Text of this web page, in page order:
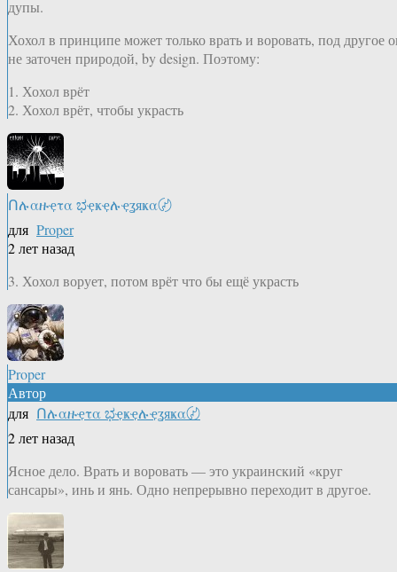
дупы.
Хохол в принципе может только врать и воровать, под другое
не заточен природой, by design. Поэтому:
1. Хохол врёт
2. Хохол врёт, чтобы украсть
Ոሉαዙҿτα ಭҿҝҿሉҿʓяҝα〄
для Proper
2 лет назад
3. Хохол ворует, потом врёт что бы ещё украсть
Proper
Автор
для Ոሉαዙҿτα ಭҿҝҿሉҿʓяҝα〄
2 лет назад
Ясное дело. Врать и воровать — это украинский «круг
сансары», инь и янь. Одно непрерывно переходит в другое.